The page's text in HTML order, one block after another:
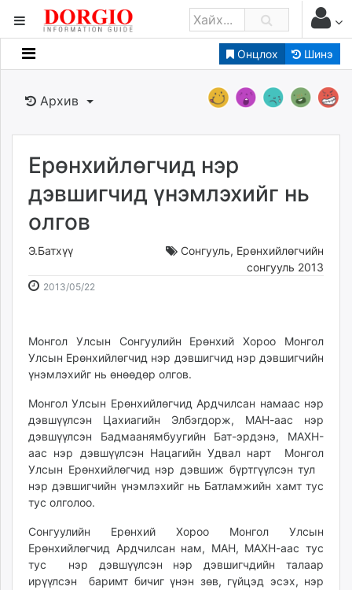
Онцлох Шинэ
Мэдээллийн
Банк санхүү
Бизнес ААН
Төрийн
Нийслэлийн
dorgio.mn
Gogo.mn
news.mn
tovch.mn
ikon.mn
mnb.mn
Livetv.mn
Eguur.mn
24tsag.mn
shuud.mn
eagle.mn
ergelt.mn
today.mn
zuv.mn
mminfo.mn
Архив
Ерөнхийлөгчид нэр
дэвшигчид үнэмлэхийг нь
олгов
Э.Батхүү Сонгууль, Ерөнхийлөгчийн
сонгууль 2013
2013/05/22
15:34:54
12:09:17
Монгол Улсын Сонгуулийн Ерөнхий Хороо Монгол
Улсын Ерөнхийлөгчид нэр дэвшигчид нэр дэвшигчийн
үнэмлэхийг нь өнөөдөр олгов.
Монгол Улсын Ерөнхийлөгчид Ардчилсан намаас нэр
дэвшүүлсэн Цахиагийн Элбэгдорж, МАН-аас нэр
дэвшүүлсэн Бадмаанямбуугийн Бат-эрдэнэ, МАХН-
аас нэр дэвшүүлсэн Нацагийн Удвал нарт Монгол
Улсын Ерөнхийлөгчид нэр дэвшиж бүртгүүлсэн тул
нэр дэвшигчийн үнэмлэхийг нь Батламжийн хамт тус
тус олголоо.
Сонгуулийн Ерөнхий Хороо Монгол Улсын
Ерөнхийлөгчид Ардчилсан нам, МАН, МАХН-аас тус
тус нэр дэвшүүлсэн нэр дэвшигчдийн талаар
ирүүлсэн баримт бичиг үнэн зөв, гүйцэд эсэх, нэр